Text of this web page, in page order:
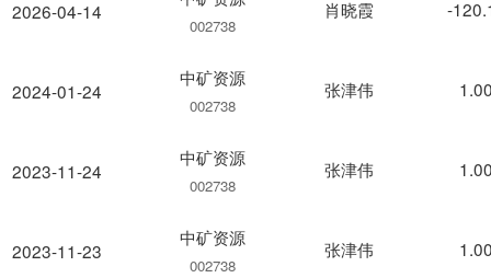
2026-04-14
2024-01-24
2023-11-24
2023-11-23
002738
肖晓霞 -
中矿资源
002738
张津伟
中矿资源
002738
张津伟
中矿资源
002738
张津伟